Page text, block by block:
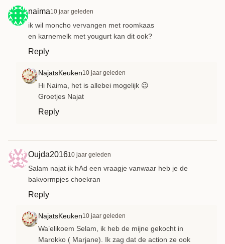
naima10 jaar geleden
ik wil moncho vervangen met roomkaas
en karnemelk met yougurt kan dit ook?
Reply
NajatsKeuken10 jaar geleden
Hi Naima, het is allebei mogelijk 😉
Groetjes Najat
Reply
Oujda201610 jaar geleden
Salam najat ik hAd een vraagje vanwaar heb je de
bakvormpjes choekran
Reply
NajatsKeuken10 jaar geleden
Wa’elikoem Selam, ik heb de mijne gekocht in
Marokko ( Marjane). Ik zag dat de action ze ook